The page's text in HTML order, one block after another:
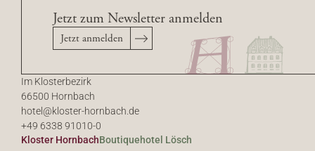
Im Klosterbezirk
66500 Hornbach
hotel@kloster-hornbach.de
+49 6338 91010-0
Kloster HornbachBoutiquehotel Lösch
Jetzt zum Newsletter anmelden
Jetzt anmelden